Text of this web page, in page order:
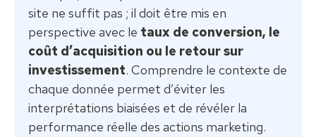
site ne suffit pas ; il doit être mis en
perspective avec le taux de conversion, le
coût d’acquisition ou le retour sur
investissement. Comprendre le contexte de
chaque donnée permet d’éviter les
interprétations biaisées et de révéler la
performance réelle des actions marketing.